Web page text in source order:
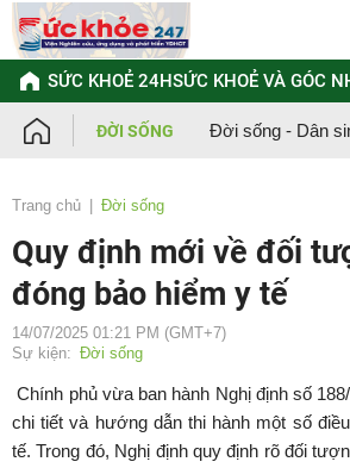
Chuyển
đến
nội
dung
SỨC KHOẺ 24HSỨC KHOẺ VÀ GÓC
ĐỜI SỐNG Đời sống - Dân
Trang chủ Đời sống
Quy định mới về đối
đóng bảo hiểm y tế
14/07/2025 01:21 PM (GMT+7)
Sự kiện: Đời sống
Chính phủ vừa ban hành Nghị định số
chi tiết và hướng dẫn thi hành một số
tế. Trong đó, Nghị định quy định rõ đối